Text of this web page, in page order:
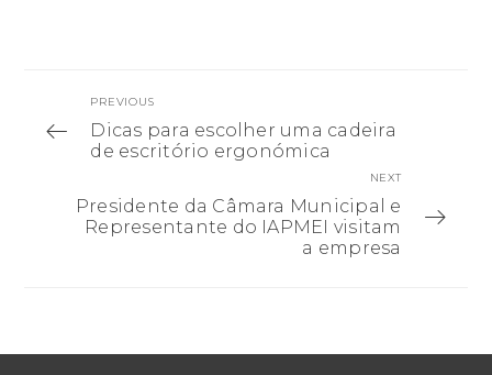
PREVIOUS
Dicas para escolher uma cadeira
de escritório ergonómica
NEXT
Presidente da Câmara Municipal e
Representante do IAPMEI visitam
a empresa